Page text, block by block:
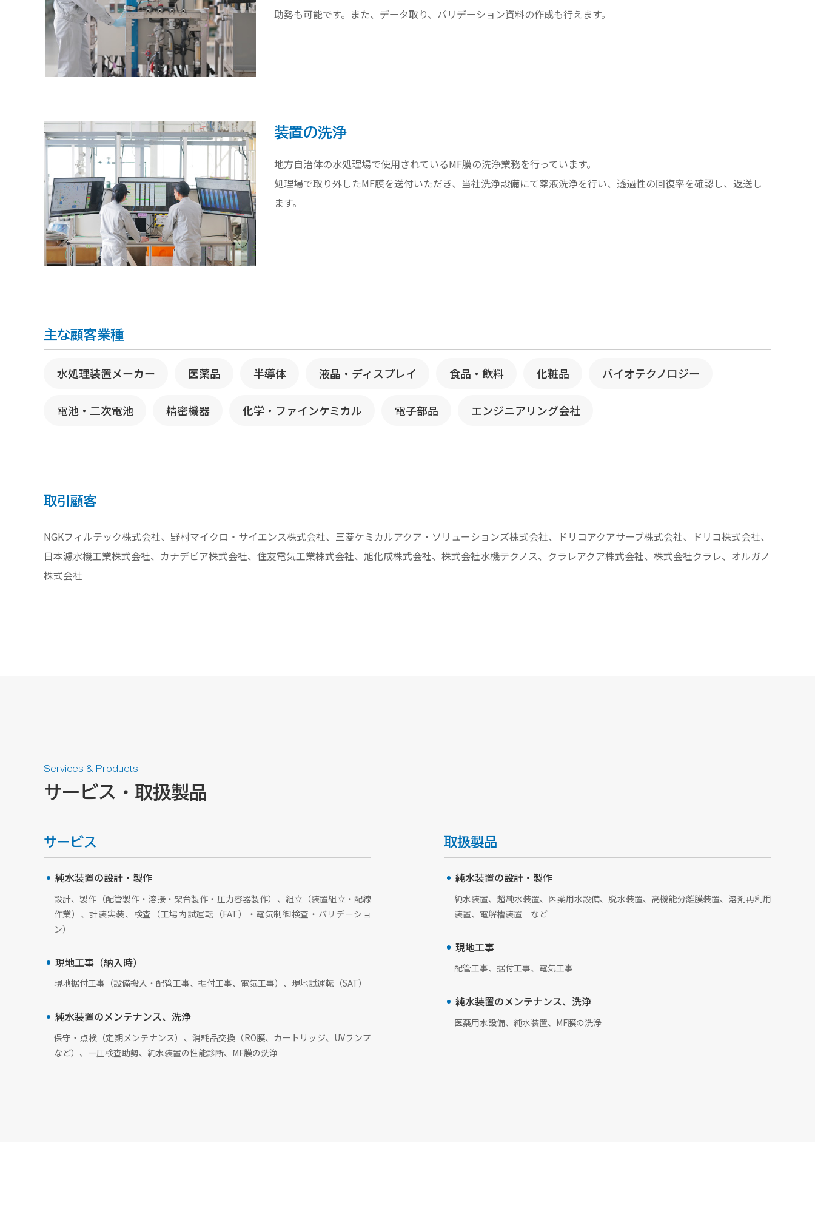
助勢も可能です。また、データ取り、バリデーション資料の作成も行えます。
装置の洗浄
地方自治体の水処理場で使用されているMF膜の洗浄業務を行っています。
処理場で取り外したMF膜を送付いただき、当社洗浄設備にて薬液洗浄を行い、透過性の回復率を確認し、返送し
ます。
主な顧客業種
水処理装置メーカー 医薬品 半導体 液晶・ディスプレイ 食品・飲料 化粧品 バイオテクノロジー
電池・二次電池 精密機器 化学・ファインケミカル 電子部品 エンジニアリング会社
取引顧客
NGKフィルテック株式会社、野村マイクロ・サイエンス株式会社、三菱ケミカルアクア・ソリューションズ株式会社、ドリコアクアサーブ株式会社、ドリコ株式会社、
日本濾水機工業株式会社、カナデビア株式会社、住友電気工業株式会社、旭化成株式会社、株式会社水機テクノス、クラレアクア株式会社、株式会社クラレ、オルガノ
株式会社
Services & Products
サービス・取扱製品
サービス
純水装置の設計・製作
設計、製作（配管製作・溶接・架台製作・圧力容器製作）、組立（装置組立・配線
作業）、計装実装、検査（工場内試運転（FAT）・電気制御検査・バリデーショ
ン）
現地工事（納入時）
現地据付工事（設備搬入・配管工事、据付工事、電気工事）、現地試運転（SAT）
純水装置のメンテナンス、洗浄
保守・点検（定期メンテナンス）、消耗品交換（RO膜、カートリッジ、UVランプ
など）、一圧検査助勢、純水装置の性能診断、MF膜の洗浄
取扱製品
純水装置の設計・製作
純水装置、超純水装置、医薬用水設備、脱水装置、高機能分離膜装置、溶剤再利用
装置、電解槽装置 など
現地工事
配管工事、据付工事、電気工事
純水装置のメンテナンス、洗浄
医薬用水設備、純水装置、MF膜の洗浄